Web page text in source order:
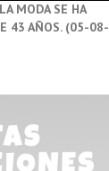
MODA SE HA
43 AÑOS. (05-08-